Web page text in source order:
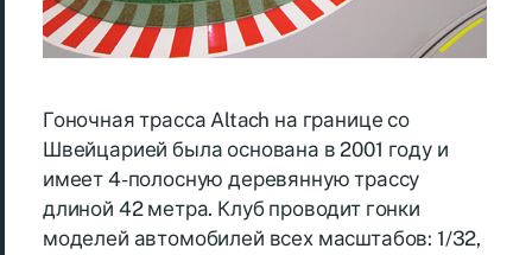
Гоночная трасса Altach на границе со
Швейцарией была основана в 2001 году и
имеет 4-полосную деревянную трассу
длиной 42 метра. Клуб проводит гонки
моделей автомобилей всех масштабов: 1/32,